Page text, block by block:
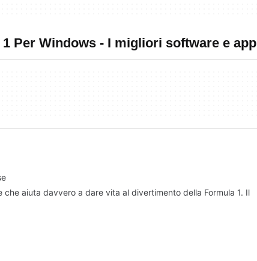
Per Windows - I migliori software e app
che aiuta davvero a dare vita al divertimento della Formula 1. Il